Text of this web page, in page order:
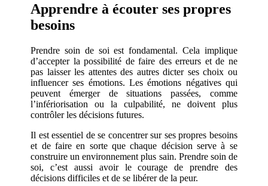
Apprendre à écouter ses propres
besoins
Prendre soin de soi est fondamental. Cela implique
d’accepter la possibilité de faire des erreurs et de ne
pas laisser les attentes des autres dicter ses choix ou
influencer ses émotions. Les émotions négatives qui
peuvent émerger de situations passées, comme
l’infériorisation ou la culpabilité, ne doivent plus
contrôler les décisions futures.
Il est essentiel de se concentrer sur ses propres besoins
et de faire en sorte que chaque décision serve à se
construire un environnement plus sain. Prendre soin de
soi, c’est aussi avoir le courage de prendre des
décisions difficiles et de se libérer de la peur.